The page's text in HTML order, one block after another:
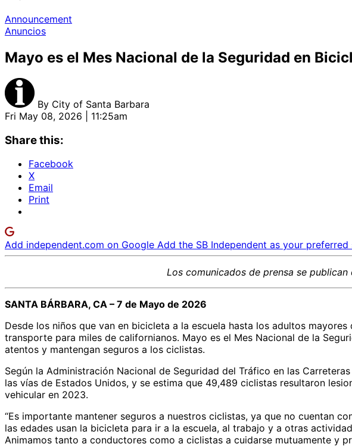
Announcement
Anuncios
Mayo es el Mes Nacional de la Seguridad en
By City of Santa Barbara
Fri May 08, 2026 | 11:25am
Share this:
Facebook
X
Email
Print
Add independent.com on Google Add the SB Independent as your
Los comunicados de prensa se publican
SANTA BÁRBARA, CA – 7 de Mayo de 2026
Desde los niños que van en bicicleta a la escuela hasta los adultos
transporte para miles de californianos. Mayo es el Mes Nacional de la
atentos y mantengan seguros a los ciclistas.
Según la Administración Nacional de Seguridad del Tráfico en las
las vías de Estados Unidos, y se estima que 49,489 ciclistas resultaron
vehicular en 2023.
“Es importante mantener seguros a nuestros ciclistas, ya que no cuentan
las edades usan la bicicleta para ir a la escuela, al trabajo y a otras
Animamos tanto a conductores como a ciclistas a cuidarse mutuamente y